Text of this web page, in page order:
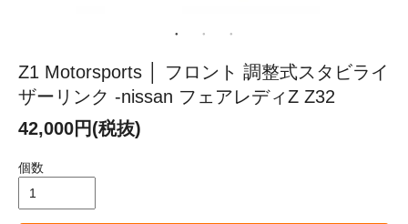
Z1 Motorsports │ フロント 調整式スタビライ
ザーリンク -nissan フェアレディZ Z32
42,000円(税抜)
個数